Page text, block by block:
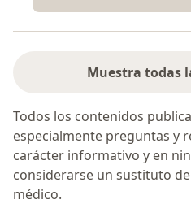
Muestra todas
Todos los contenidos
especialmente preguntas y
carácter informativo y en
considerarse un sustituto
médico.